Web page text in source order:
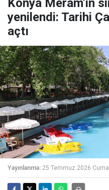
Konya Meram'ın
yenilendi: Tarihi
açtı
Yayınlanma: 25 Temmuz 2026